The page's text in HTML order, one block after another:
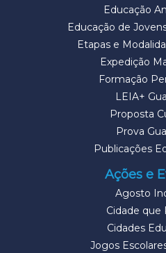
Educação
Educação de
Etapas e
Expedição
Formação
LEIA+
Proposta
Prova
Publicações
Ações e
Agosto
Cidade que
Cidades
Jogos